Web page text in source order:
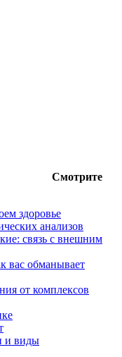
Смотрите
здоровье
анализов
связь с внешним
вас обманывает
от комплексов
и виды